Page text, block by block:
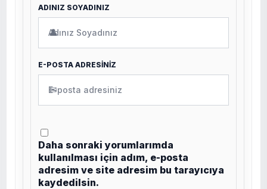
ADINIZ SOYADINIZ
👤
E-POSTA ADRESİNİZ
✉
Daha sonraki yorumlarımda
kullanılması için adım, e-posta
adresim ve site adresim bu tarayıcıya
kaydedilsin.